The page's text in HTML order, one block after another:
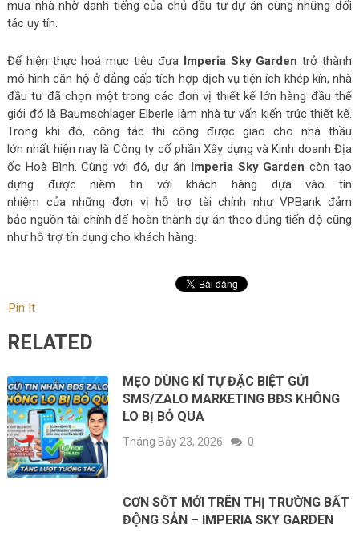
mua nhànhờ danh tiếng của chủ đầu tư dự án cùngnhững đối
tác uy tín.
Để hiện thực hoá mục tiêu đưa Imperia Sky Garden trở thành
mô hình căn hộ ở đẳng cấp tích hợp dịch vụ tiện ích khép kín,nhà
đầu tưđã chọn một trong các đơn vị thiết kếlớnhàng đầu thế
giới đó là Baumschlager Elberle làm nhàtư vấn kiến trúc thiết kế.
Trong khi đó, công tác thi công được giao cho nhà thầu
lớnnhất hiện nay là Công ty cổ phần Xây dựng và Kinh doanh Địa
ốc Hoà Bình. Cùng với đó, dự án Imperia Sky Garden còn tạo
dựng được niềm tin vớikhách hàng dựa vào
tín
nhiệm củanhững đơn vị hỗ trợ tài chính như VPBank đảm
bảo nguồn tài chính để hoàn thành dự án theo đúng tiến độ cũng
như hỗ trợ tín dụng cho khách hàng.
Pin It
RELATED
MẸO DÙNG KÍ TỰ ĐẶC BIỆT GỬI
SMS/ZALO MARKETING BĐS KHÔNG
LO BỊ BỎ QUA
Tháng Bảy 23, 2026 0
CƠN SỐT MỚI TRÊN THỊ TRƯỜNG BẤT
ĐỘNG SẢN – IMPERIA SKY GARDEN